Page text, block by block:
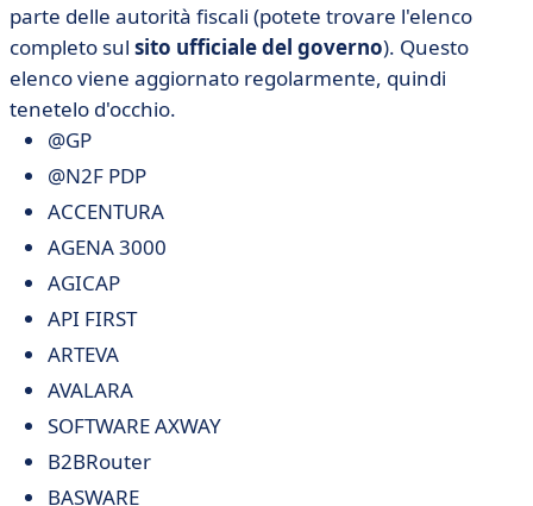
parte delle autorità fiscali (potete trovare l'elenco
completo sul sito ufficiale del governo). Questo
elenco viene aggiornato regolarmente, quindi
tenetelo d'occhio.
@GP
@N2F PDP
ACCENTURA
AGENA 3000
AGICAP
API FIRST
ARTEVA
AVALARA
SOFTWARE AXWAY
B2BRouter
BASWARE